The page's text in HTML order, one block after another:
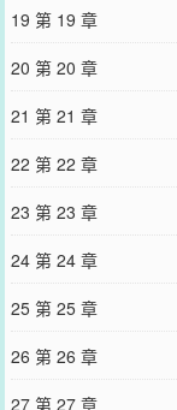
19 第 19 章
20 第 20 章
21 第 21 章
22 第 22 章
23 第 23 章
24 第 24 章
25 第 25 章
26 第 26 章
27 第 27 章